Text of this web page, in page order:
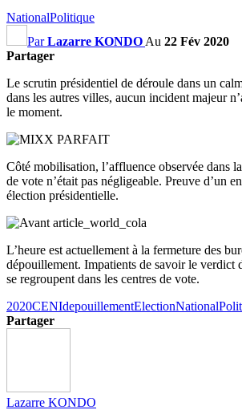
NationalPolitique
ParLazarre KONDO Au 22 Fév 2020
Partager
Le scrutin présidentiel de déroule dans un
dans les autres villes, aucun incident majeur
le moment.
Côté mobilisation, l’affluence observée dans
de vote n’était pas négligeable. Preuve d’un
élection présidentielle.
L’heure est actuellement à la fermeture des
dépouillement. Impatients de savoir le verdict
se regroupent dans les centres de vote.
2020CENIdepouillementElectionNational
Partager
Lazarre KONDO